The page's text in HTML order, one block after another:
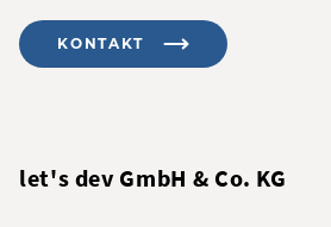
KONTAKT
let's dev GmbH & Co. KG